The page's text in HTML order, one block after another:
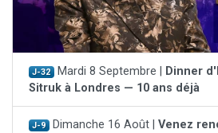
J-32 Mardi 8 Septembre |
Dinner
Sitruk à Londres — 10 ans déjà
J-9 Dimanche 16 Août | Venez